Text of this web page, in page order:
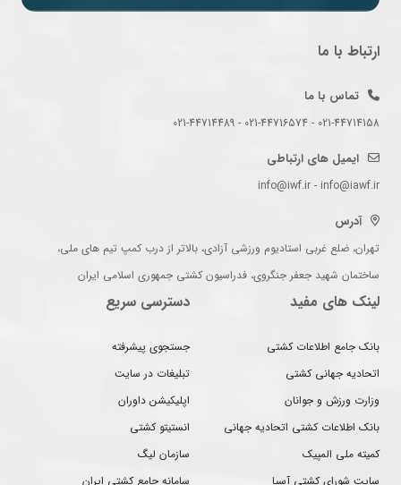
ارتباط با ما
تماس با ما
021-44714158 - 021-44716574 - 021-44714489
ایمیل های ارتباطی
info@iwf.ir - info@iawf.ir
آدرس
تهران، ضلع غربی استادیوم ورزشی آزادی، بالاتر از درب کمپ تیم های ملی،
ساختمان شهید جعفر جنگروی، فدراسیون کشتی جمهوری اسلامی ایران
لینک های مفید
بانک جامع اطلاعات کشتی
اتحادیه جهانی کشتی
وزارت ورزش و جوانان
بانک اطلاعات کشتی اتحادیه جهانی
کمیته ملی المپیک
سایت شورای کشتی آسیا
دسترسی سریع
جستجوی پیشرفته
تبلیغات در سایت
اپلیکیشن داوران
انستیتو کشتی
سازمان لیگ
سامانه جامع کشتی ایران